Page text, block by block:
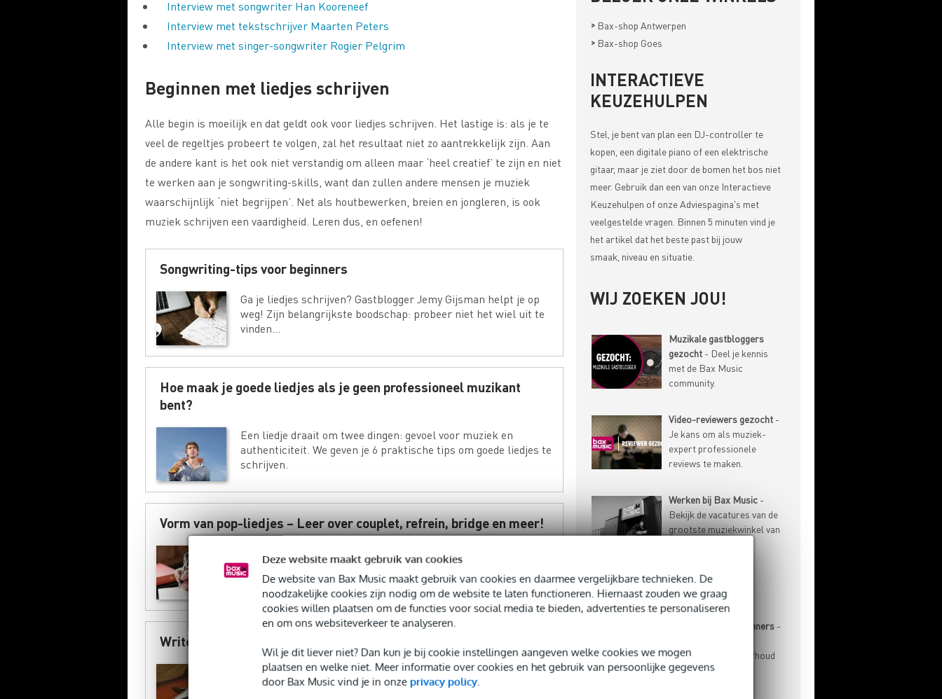
Deze website maakt gebruik van cookies
De website van Bax Music maakt gebruik van cookies en daarmee vergelijkbare technieken. De
noodzakelijke cookies zijn nodig om de website te laten functioneren. Hiernaast zouden we graag
cookies willen plaatsen om de functies voor social media te bieden, advertenties te personaliseren
en om ons websiteverkeer te analyseren.
Wil je dit liever niet? Dan kun je bij cookie instellingen aangeven welke cookies we mogen
plaatsen en welke niet. Meer informatie over cookies en het gebruik van persoonlijke gegevens
door Bax Music vind je in onze privacy policy.
Interview met songwriter Han Kooreneef
Interview met tekstschrijver Maarten Peters
Interview met singer-songwriter Rogier Pelgrim
Beginnen met liedjes schrijven
Alle begin is moeilijk en dat geldt ook voor liedjes schrijven. Het lastige is: als je te
veel de regeltjes probeert te volgen, zal het resultaat niet zo aantrekkelijk zijn. Aan
de andere kant is het ook niet verstandig om alleen maar ‘heel creatief’ te zijn en niet
te werken aan je songwriting-skills, want dan zullen andere mensen je muziek
waarschijnlijk ‘niet begrijpen’. Net als houtbewerken, breien en jongleren, is ook
muziek schrijven een vaardigheid. Leren dus, en oefenen!
Songwriting-tips voor beginners
Ga je liedjes schrijven? Gastblogger Jemy Gijsman helpt je op
weg! Zijn belangrijkste boodschap: probeer niet het wiel uit te
vinden…
Hoe maak je goede liedjes als je geen professioneel muzikant
bent?
Een liedje draait om twee dingen: gevoel voor muziek en
authenticiteit. We geven je 6 praktische tips om goede liedjes te
schrijven.
Vorm van pop-liedjes – Leer over couplet, refrein, bridge en meer!
Hoe zit een pop-song in elkaar? We bespreken onderdelen als
chorus, verse en bridge en welke functie ze hebben binnen een
nummer.
Writer’s block? Tips voor songwriters
Muzikant met writer’s block? Gastblogger en songwriter Iris
Siemons laat je zien hoe zij de creatitveit op gang houdt bij het
> Bax-shop Antwerpen
> Bax-shop Goes
INTERACTIEVE
KEUZEHULPEN
Stel, je bent van plan een DJ-controller te
kopen, een digitale piano of een elektrische
gitaar, maar je ziet door de bomen het bos niet
meer. Gebruik dan een van onze Interactieve
Keuzehulpen of onze Adviespagina's met
veelgestelde vragen . Binnen 5 minuten vind je
het artikel dat het beste past bij jouw
smaak, niveau en situatie.
WIJ ZOEKEN JOU!
Muzikale gastbloggers
gezocht - Deel je kennis
met de Bax Music
community.
Video-reviewers gezocht -
Je kans om als muziek-
expert professionele
reviews te maken.
Werken bij Bax Music -
Bekijk de vacatures van de
grootste muziekwinkel van
TOP-ARTIKELEN
Basgitaar voor beginners -
speeltechniek, onderhoud
en meer!